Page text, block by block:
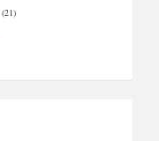
(21)